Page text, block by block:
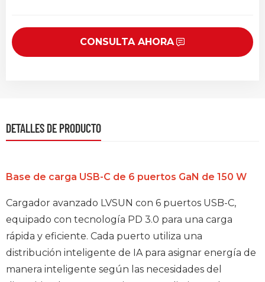
CONSULTA AHORA
DETALLES DE PRODUCTO
Base de carga USB-C de 6 puertos GaN de 150 W
Cargador avanzado LVSUN con 6 puertos USB-C,
equipado con tecnología PD 3.0 para una carga
rápida y eficiente. Cada puerto utiliza una
distribución inteligente de IA para asignar energía de
manera inteligente según las necesidades del